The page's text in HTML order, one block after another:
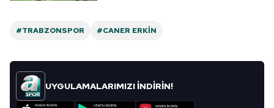
hazırlanmış Aydınlatma Metnimizi okumak ve sitemizde
almak için lütfentıklayınız.
#TRABZONSPOR #CANER ERKIN
UYGULAMALARIMIZI İNDİRİN!